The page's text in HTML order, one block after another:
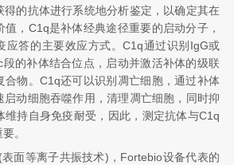
得的抗体进行系统地分析鉴定，以确定其在
值 ，C1q是补体经典途径重要的启动分子，
应答的主要效应方式。C1q通过识别IgG或
的补体结合位点，启动并激活补体的级联
合物。C1q还可以识别凋亡细胞，通过补体
动细胞吞噬作用，清理凋亡细胞，同时抑
维持自身免疫耐受，因此，测定抗体与C1q
。
面等离子共振技术)，Fortebio设备代表的